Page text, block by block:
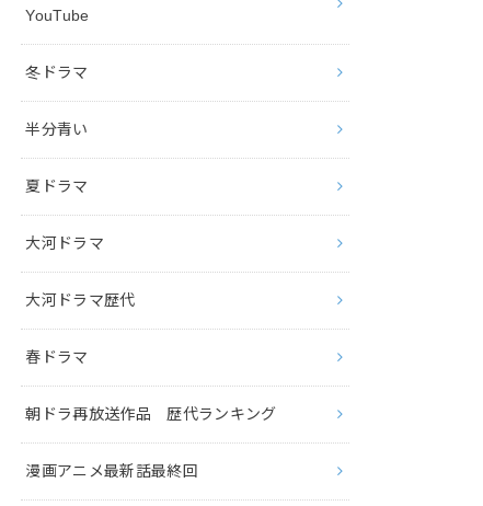
YouTube
冬ドラマ
半分青い
夏ドラマ
大河ドラマ
大河ドラマ歴代
春ドラマ
朝ドラ再放送作品 歴代ランキング
漫画アニメ最新話最終回